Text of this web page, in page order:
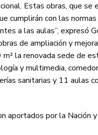
Estas obras, que se
cumplirán con las
a las aulas”, expresó
de ampliación y
la renovada sede de
y multimedia,
sanitarias y 11 aulas
aportados por la Nación